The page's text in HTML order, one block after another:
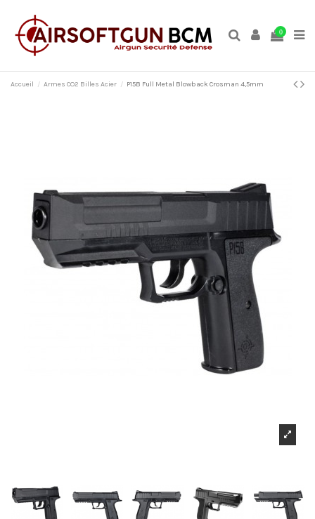
0
Accueil Armes CO2 Billes Acier P15B Full Metal Blowback Crosman 4,5mm